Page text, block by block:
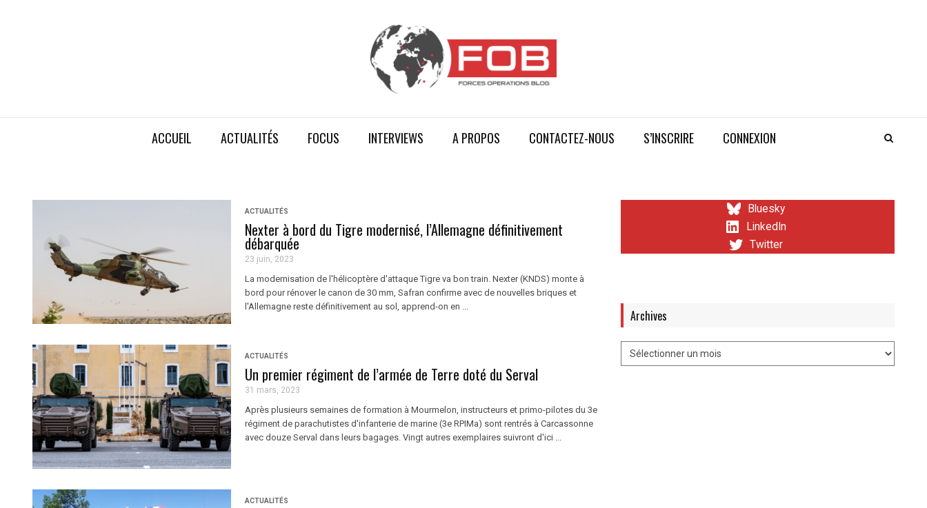
ACCUEIL ACTUALITÉS FOCUS INTERVIEWS A PROPOS CONTACTEZ-NOUS S’INSCRIRE CONNEXION
ACTUALITÉS
Nexter à bord du Tigre modernisé, l’Allemagne définitivement
débarquée
23 juin, 2023
La modernisation de l'hélicoptère d'attaque Tigre va bon train. Nexter (KNDS) monte à
bord pour rénover le canon de 30 mm, Safran confirme avec de nouvelles briques et
l'Allemagne reste définitivement au sol, apprend-on en ...
ACTUALITÉS
Un premier régiment de l’armée de Terre doté du Serval
31 mars, 2023
Après plusieurs semaines de formation à Mourmelon, instructeurs et primo-pilotes du 3e
régiment de parachutistes d'infanterie de marine (3e RPIMa) sont rentrés à Carcassonne
avec douze Serval dans leurs bagages. Vingt autres exemplaires suivront d'ici ...
ACTUALITÉS
Bluesky
LinkedIn
Twitter
Archives